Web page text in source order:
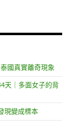
國真實離奇現象
天｜多面女子的背
現變成標本